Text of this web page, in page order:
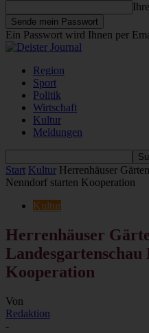
Ein Passwort wird Ihnen per
Region
Sport
Politik
Wirtschaft
Kultur
Meldungen
Start Kultur Herrenhäuser
Nenndorf starten Kooperation
Kultur
Herrenhäuser
Kooperation
Von
Redaktion
-